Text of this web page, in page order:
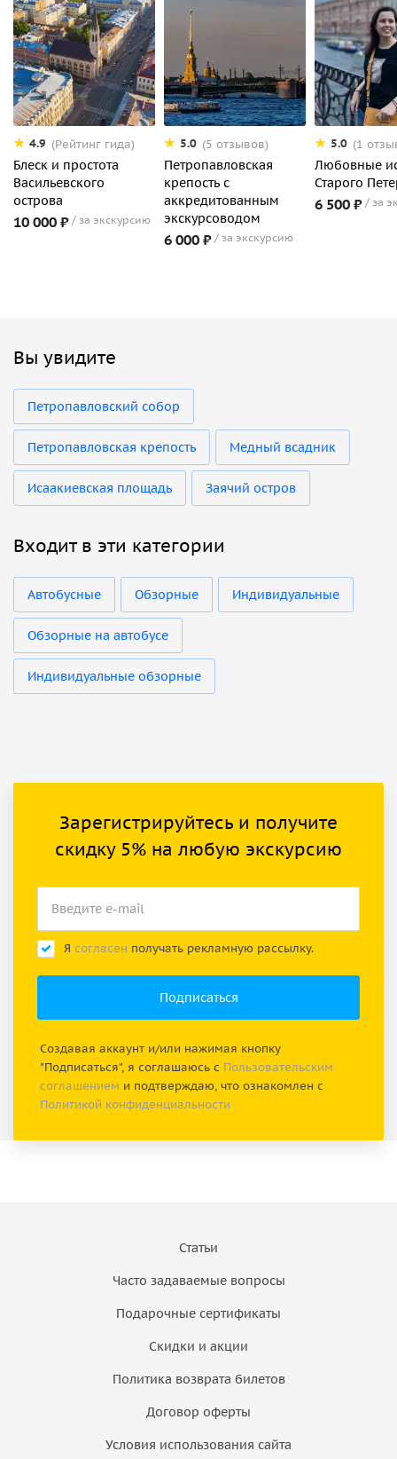
4.9 (Рейтинг гида)
Блеск и простота
Васильевского
острова
10 000 ₽ за экскурсию
5.0 (5 отзывов)
Петропавловская
крепость с
аккредитованным
экскурсоводом
6 000 ₽ за экскурсию
5.0 (1
Любовные
Старого
6 500 ₽ за
Вы увидите
Петропавловский собор
Петропавловская крепость Медный всадник
Исаакиевская площадь Заячий остров
Входит в эти категории
Автобусные Обзорные Индивидуальные
Обзорные на автобусе
Индивидуальные обзорные
Зарегистрируйтесь и получите
скидку 5% на любую экскурсию
Я согласен получать рекламную рассылку.
Создавая аккаунт и/или нажимая кнопку
"Подписаться", я соглашаюсь с Пользовательским
соглашением и подтверждаю, что ознакомлен с
Политикой конфиденциальности
Статьи
Часто задаваемые вопросы
Подарочные сертификаты
Скидки и акции
Политика возврата билетов
Договор оферты
Условия использования сайта